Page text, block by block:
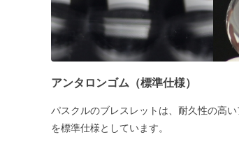
アンタロンゴム（標準仕様）
パスクルのブレスレットは、耐久性の高い
を標準仕様としています。